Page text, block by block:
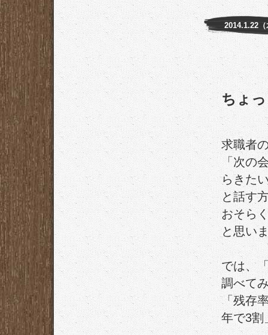
2014.1.22（
ちょ
求職者
「次の
らきた
と話す
おそら
と思い
では、
調べて
「残存
年で3割